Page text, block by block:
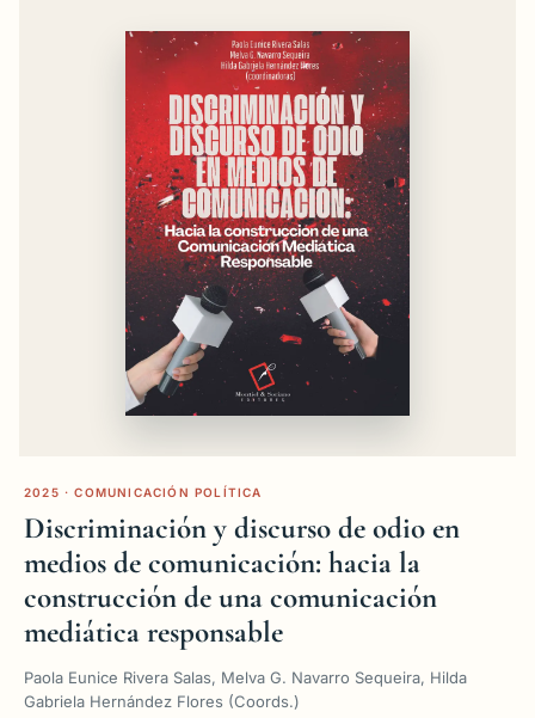
2025 · COMUNICACIÓN POLÍTICA
Discriminación y discurso de odio en
medios de comunicación: hacia la
construcción de una comunicación
mediática responsable
Paola Eunice Rivera Salas, Melva G. Navarro Sequeira, Hilda
Gabriela Hernández Flores (Coords.)